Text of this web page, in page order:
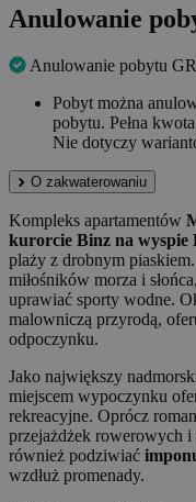
Anulowanie
Anulowanie pobytu
Pobyt można
pobytu. Pełna
Nie dotyczy
O zakwaterowaniu
Kompleks apartamentów
kurorcie Binz na wyspie
plaży z drobnym
miłośników morza i
uprawiać sporty wodne.
malowniczą przyrodą,
odpoczynku.
Jako największy
miejscem wypoczynku
rekreacyjne. Oprócz
przejażdżek rowerowych
również podziwiać
wzdłuż promenady.